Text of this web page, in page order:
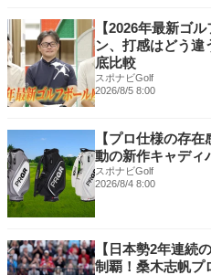
【2026年最新ゴ
ン、打感はどう違
底比較
スポナビGolf
2026/8/5 8:00
【プロ仕様の存
動の新作キャディ
スポナビGolf
2026/8/4 8:00
【日本勢2年連続
制覇！桑木志帆プ